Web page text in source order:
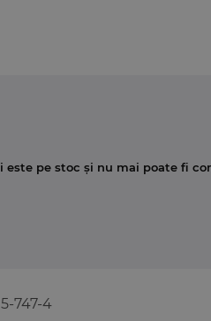
747-4
este pe stoc și nu mai poate fi